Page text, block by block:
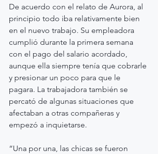
De acuerdo con el relato de Aurora, al
principio todo iba relativamente bien
en el nuevo trabajo. Su empleadora
cumplió durante la primera semana
con el pago del salario acordado,
aunque ella siempre tenía que cobrarle
y presionar un poco para que le
pagara. La trabajadora también se
percató de algunas situaciones que
afectaban a otras compañeras y
empezó a inquietarse.
“Una por una, las chicas se fueron